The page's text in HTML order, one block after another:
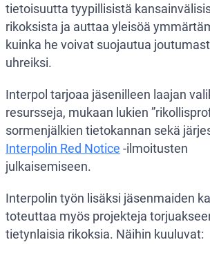
tietoisuutta tyypillisistä
rikoksista ja auttaa yleisöä
kuinka he voivat suojautua
uhreiksi.
Interpol tarjoaa jäsenilleen laajan
resursseja, mukaan lukien
sormenjälkien tietokannan sekä
Interpolin Red Notice -ilmoitusten
julkaisemiseen.
Interpolin työn lisäksi jäsenmaiden
toteuttaa myös projekteja
tietynlaisia rikoksia. Näihin kuuluvat: